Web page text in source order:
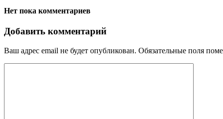
Нет пока комментариев
Добавить комментарий
Ваш адрес email не будет опубликован. Обязательные поля